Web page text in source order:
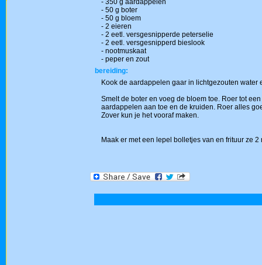
- 350 g aardappelen
- 50 g boter
- 50 g bloem
- 2 eieren
- 2 eetl. versgesnipperde peterselie
- 2 eetl. versgesnipperd bieslook
- nootmuskaat
- peper en zout
bereiding:
Kook de aardappelen gaar in lichtgezouten water
Smelt de boter en voeg de bloem toe. Roer tot
aardappelen aan toe en de kruiden. Roer alles
Zover kun je het vooraf maken.
Maak er met een lepel bolletjes van en frituur ze 2